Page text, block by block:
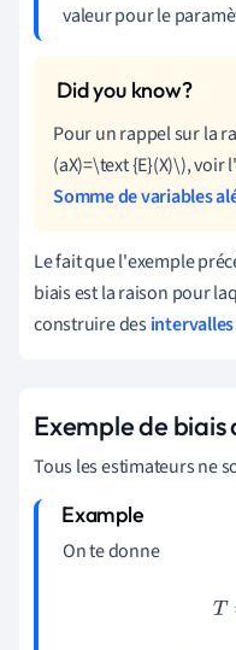
valeur pour le
Pour un rappel sur la
(aX)=\text {E}(X)\), voir
Somme de variables
Le fait que l'exemple
biais est la raison pour
construire des
Exemple de
Tous les estimateurs ne
On te donne